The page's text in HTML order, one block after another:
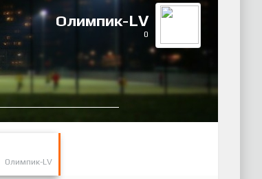
Олимпик-LV
0
Олимпик-LV